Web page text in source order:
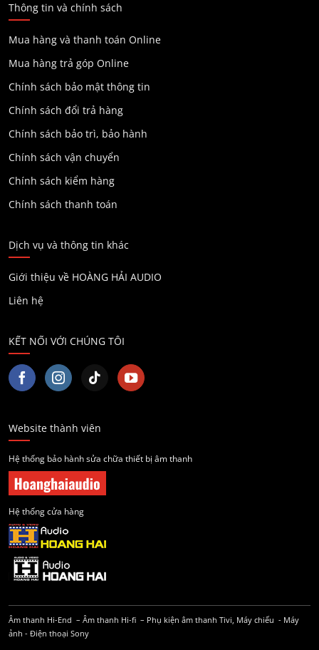
Thông tin và chính sách
Mua hàng và thanh toán Online
Mua hàng trả góp Online
Chính sách bảo mật thông tin
Chính sách đổi trả hàng
Chính sách bảo trì, bảo hành
Chính sách vận chuyển
Chính sách kiểm hàng
Chính sách thanh toán
Dịch vụ và thông tin khác
Giới thiệu về HOÀNG HẢI AUDIO
Liên hệ
KẾT NỐI VỚI CHÚNG TÔI
Website thành viên
Hệ thống bảo hành sửa chữa thiết bị âm thanh
Hệ thống cửa hàng
Âm thanh Hi-End – Âm thanh Hi-fi – Phụ kiện âm thanh Tivi, Máy chiếu - Máy
ảnh - Điện thoại Sony